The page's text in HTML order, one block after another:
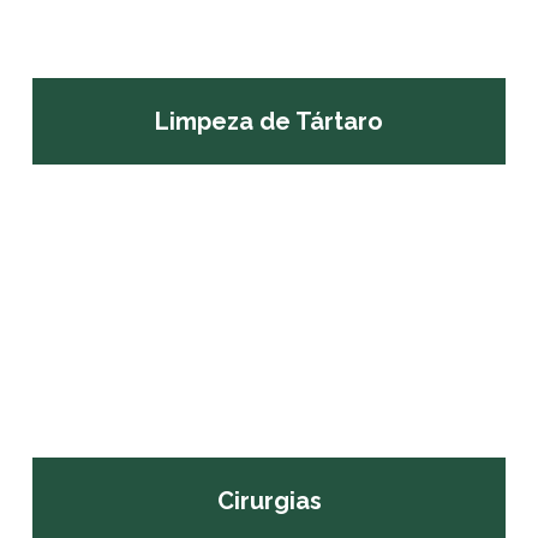
Limpeza de Tártaro
Cirurgias